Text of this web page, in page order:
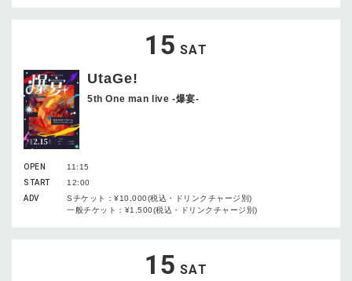
15 SAT
UtaGe!
5th One man live -爆宴-
OPEN
11:15
START
12:00
ADV
Sチケット：¥10,000(税込・ドリンクチャージ別)
一般チケット：¥1,500(税込・ドリンクチャージ別)
15 SAT